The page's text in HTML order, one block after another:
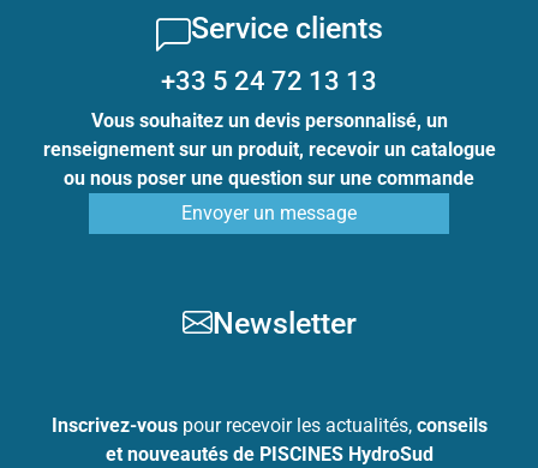
Service clients
+33 5 24 72 13 13
Vous souhaitez un devis personnalisé, un
renseignement sur un produit, recevoir un catalogue
ou nous poser une question sur une commande
Envoyer un message
Newsletter
Inscrivez-vouspour recevoir les actualités, conseils
et nouveautés de PISCINES HydroSud